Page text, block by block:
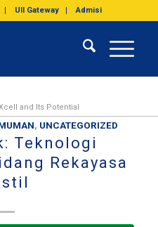
UII Gateway Admisi
and Its Potential
, UNCATEGORIZED
Teknologi
Rekayasa